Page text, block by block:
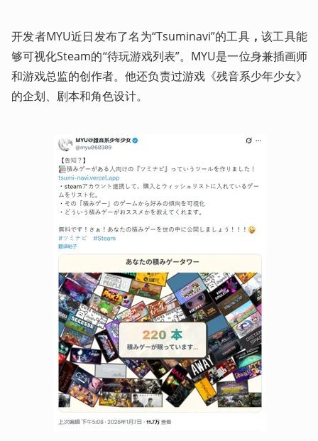
开发者MYU近日发布了名为“Tsuminavi”的工具，该工具能
够可视化Steam的“待玩游戏列表”。MYU是一位身兼插画师
和游戏总监的创作者。他还负责过游戏《残音系少年少女》
的企划、剧本和角色设计。